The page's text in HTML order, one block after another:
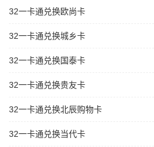
32一卡通兑换欧尚卡
32一卡通兑换城乡卡
32一卡通兑换国泰卡
32一卡通兑换贵友卡
32一卡通兑换北辰购物卡
32一卡通兑换当代卡